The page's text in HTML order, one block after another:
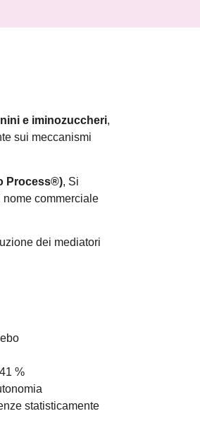
e iminozuccheri,
sui meccanismi
Process®), Si
commerciale
dei mediatori
%
statisticamente